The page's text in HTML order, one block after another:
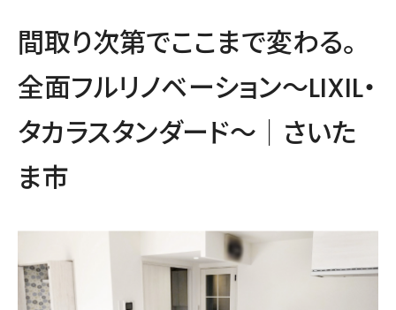
間取り次第でここまで変わる。
全面フルリノベーション～LIXIL・
タカラスタンダード～｜さいた
ま市